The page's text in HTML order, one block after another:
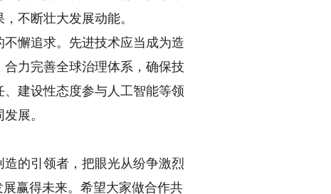
不断壮大发展动能。
懈追求。先进技术应当成为造
力完善全球治理体系，确保技
建设性态度参与人工智能等领
展。
的引领者，把眼光从纷争激烈
赢得未来。希望大家做合作共